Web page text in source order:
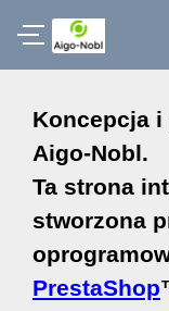
Koncepcja
Aigo-Nobl.
Ta strona
stworzona
PrestaShop